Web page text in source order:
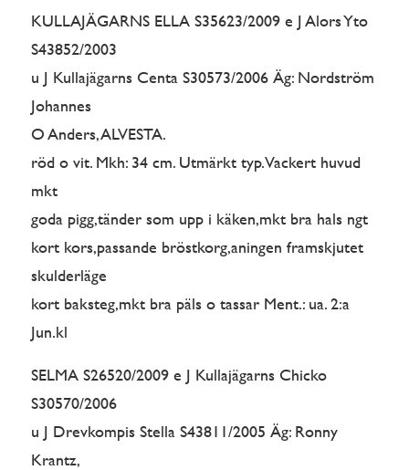
KULLAJÄGARNS ELLA S35623/2009 e J Alors Yto
S43852/2003
u J Kullajägarns Centa S30573/2006 Äg: Nordström
Johannes
O Anders, ALVESTA.
röd o vit. Mkh: 34 cm. Utmärkt typ. Vackert huvud
mkt
goda pigg,tänder som upp i käken,mkt bra hals ngt
kort kors,passande bröstkorg,aningen framskjutet
skulderläge
kort baksteg,mkt bra päls o tassar Ment.: ua. 2:a
Jun.kl
SELMA S26520/2009 e J Kullajägarns Chicko
S30570/2006
u J Drevkompis Stella S43811/2005 Äg: Ronny
Krantz,